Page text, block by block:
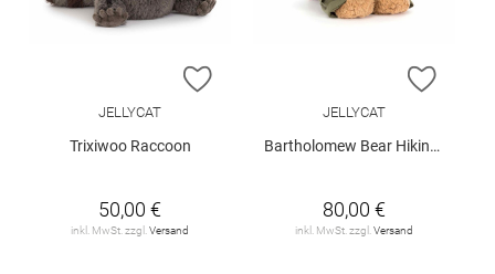
ZUR WUNSCHLISTE HINZUFÜGEN
JELLYCAT
Trixiwoo Raccoon
50,00 €
inkl. MwSt. zzgl.Versand
ZUR
JELLYCAT
Bartholomew Bear Hiking Outfit
80,00 €
inkl. MwSt. zzgl.Versand